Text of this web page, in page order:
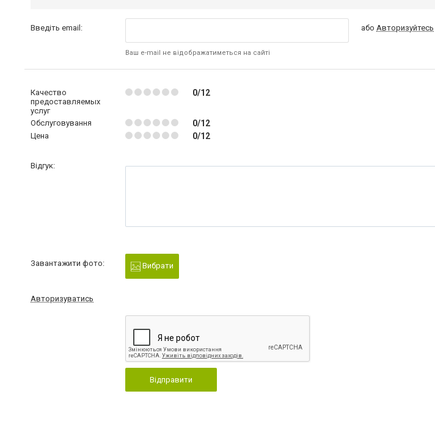
Введіть email:
Ваш e-mail не відображатиметься на сайті
абоАвторизуйтесь
Качество
предоставляемых
услуг
0/12
Обслуговування 0/12
Цена 0/12
Відгук:
Завантажити фото: Вибрати
Авторизуватись
Відправити